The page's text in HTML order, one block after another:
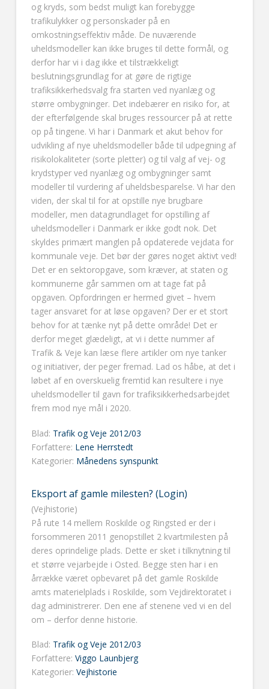
og kryds, som bedst muligt kan forebygge
trafikulykker og personskader på en
omkostningseffektiv måde. De nuværende
uheldsmodeller kan ikke bruges til dette formål, og
derfor har vi i dag ikke et tilstrækkeligt
beslutningsgrundlag for at gøre de rigtige
trafiksikkerhedsvalg fra starten ved nyanlæg og
større ombygninger. Det indebærer en risiko for, at
der efterfølgende skal bruges ressourcer på at rette
op på tingene. Vi har i Danmark et akut behov for
udvikling af nye uheldsmodeller både til udpegning af
risikolokaliteter (sorte pletter) og til valg af vej- og
krydstyper ved nyanlæg og ombygninger samt
modeller til vurdering af uheldsbesparelse. Vi har den
viden, der skal til for at opstille nye brugbare
modeller, men datagrundlaget for opstilling af
uheldsmodeller i Danmark er ikke godt nok. Det
skyldes primært manglen på opdaterede vejdata for
kommunale veje. Det bør der gøres noget aktivt ved!
Det er en sektoropgave, som kræver, at staten og
kommunerne går sammen om at tage fat på
opgaven. Opfordringen er hermed givet – hvem
tager ansvaret for at løse opgaven? Der er et stort
behov for at tænke nyt på dette område! Det er
derfor meget glædeligt, at vi i dette nummer af
Trafik & Veje kan læse flere artikler om nye tanker
og initiativer, der peger fremad. Lad os håbe, at det i
løbet af en overskuelig fremtid kan resultere i nye
uheldsmodeller til gavn for trafiksikkerhedsarbejdet
frem mod nye mål i 2020.
Blad: Trafik og Veje 2012/03
Forfattere: Lene Herrstedt
Kategorier: Månedens synspunkt
Eksport af gamle milesten? (Login)
(Vejhistorie)
På rute 14 mellem Roskilde og Ringsted er der i
forsommeren 2011 genopstillet 2 kvartmilesten på
deres oprindelige plads. Dette er sket i tilknytning til
et større vejarbejde i Osted. Begge sten har i en
årrække været opbevaret på det gamle Roskilde
amts materielplads i Roskilde, som Vejdirektoratet i
dag administrerer. Den ene af stenene ved vi en del
om – derfor denne historie.
Blad: Trafik og Veje 2012/03
Forfattere: Viggo Launbjerg
Kategorier: Vejhistorie